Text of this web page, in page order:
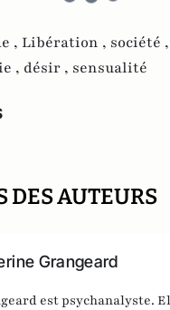
, Libération , société ,
, désir , sensualité
DES AUTEURS
Grangeard
est psychanalyste.